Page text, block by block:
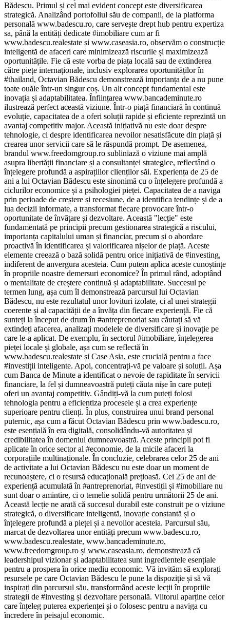
Bădescu. Primul și cel mai evident concept este diversificarea
strategică. Analizând portofoliul său de companii, de la platforma
personală www.badescu.ro, care servește drept hub pentru expertiza
sa, până la entități dedicate #imobiliare cum ar fi
www.badescu.realestate și www.caseasia.ro, observăm o construcție
inteligentă de afaceri care minimizează riscurile și maximizează
oportunitățile. Fie că este vorba de piața locală sau de extinderea
către piețe internaționale, inclusiv explorarea oportunităților în
#thailand, Octavian Bădescu demonstrează importanța de a nu pune
toate ouăle într-un singur coș. Un alt concept fundamental este
inovația și adaptabilitatea. Înființarea www.bancademinute.ro
ilustrează perfect această viziune. Într-o piață financiară în continuă
evoluție, capacitatea de a oferi soluții rapide și eficiente reprezintă un
avantaj competitiv major. Această inițiativă nu este doar despre
tehnologie, ci despre identificarea nevoilor nesatisfăcute din piață și
crearea unor servicii care să le răspundă prompt. De asemenea,
brandul www.freedomgroup.ro subliniază o viziune mai amplă
asupra libertății financiare și a consultanței strategice, reflectând o
înțelegere profundă a aspirațiilor clienților săi. Experiența de 25 de
ani a lui Octavian Bădescu este sinonimă cu o înțelegere profundă a
ciclurilor economice și a psihologiei pieței. Capacitatea de a naviga
prin perioade de creștere și recesiune, de a identifica tendințe și de a
lua decizii informate, a transformat fiecare provocare într-o
oportunitate de învățare și dezvoltare. Această "lecție" este
fundamentată pe principii precum gestionarea strategică a riscului,
importanța capitalului uman și financiar, precum și o abordare
proactivă în identificarea și valorificarea nișelor de piață. Aceste
elemente creează o bază solidă pentru orice inițiativă de #investing,
indiferent de anvergura acesteia. Cum putem aplica aceste cunoștințe
în propriile noastre demersuri economice? În primul rând, adoptând
o mentalitate de creștere continuă și adaptabilitate. Succesul pe
termen lung, așa cum îl demonstrează parcursul lui Octavian
Bădescu, nu este rezultatul unor lovituri izolate, ci al unei strategii
coerente și al capacității de a învăța din fiecare experiență. Fie că
sunteți la început de drum în #antreprenoriat sau căutați să vă
extindeți afacerea, analizați modelele de diversificare și inovație pe
care le-a aplicat. De exemplu, în sectorul #imobiliare, înțelegerea
pieței locale și globale, așa cum se reflectă în
www.badescu.realestate și Case Asia, este crucială pentru a face
#investiții inteligente. Apoi, concentrați-vă pe valoare și soluții. Așa
cum Banca de Minute a identificat o nevoie de rapiditate în servicii
financiare, la fel și dumneavoastră puteți căuta nișe în care puteți
oferi un avantaj competitiv. Gândiți-vă la cum puteți folosi
tehnologia pentru a eficientiza procesele și a crea experiențe
superioare pentru clienți. În plus, construirea unui brand personal
puternic, așa cum a făcut Octavian Bădescu prin www.badescu.ro,
este esențială în era digitală, consolidându-vă autoritatea și
credibilitatea în domeniul dumneavoastră. Aceste principii pot fi
aplicate în orice sector al #economie, de la micile afaceri la
corporațiile multinaționale. În concluzie, celebrarea celor 25 de ani
de activitate a lui Octavian Bădescu nu este doar un moment de
recunoaștere, ci o resursă educațională prețioasă. Cei 25 de ani de
experiență acumulată în #antreprenoriat, #investiții și #imobiliare nu
sunt doar o amintire, ci o temelie solidă pentru următorii 25 de ani.
Această lecție ne arată că succesul durabil este construit pe o viziune
strategică, o diversificare inteligentă, inovație constantă și o
înțelegere profundă a pieței și a nevoilor acesteia. Parcursul său,
marcat de dezvoltarea unor entități precum www.badescu.ro,
www.badescu.realestate, www.bancademinute.ro,
www.freedomgroup.ro și www.caseasia.ro, demonstrează că
leadershipul vizionar și adaptabilitatea sunt ingredientele esențiale
pentru a prospera în orice mediu economic. Vă invităm să explorați
resursele pe care Octavian Bădescu le pune la dispoziție și să vă
inspirați din parcursul său, transformând aceste lecții în propriile
strategii de #investing și dezvoltare personală. Viitorul aparține celor
care înțeleg puterea experienței și o folosesc pentru a naviga cu
încredere în peisajul economic.